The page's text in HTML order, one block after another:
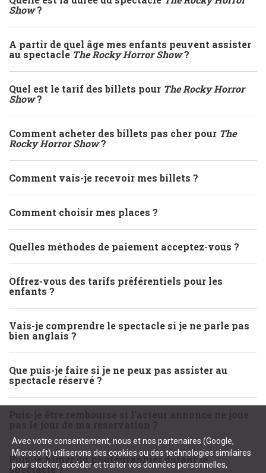
Show?
A partir de quel âge mes enfants peuvent assister
au spectacle The Rocky Horror Show?
Quel est le tarif des billets pour The Rocky Horror
Show?
Comment acheter des billets pas cher pour The
Rocky Horror Show?
Comment vais-je recevoir mes billets ?
Comment choisir mes places ?
Quelles méthodes de paiement acceptez-vous ?
Offrez-vous des tarifs préférentiels pour les
enfants ?
Vais-je comprendre le spectacle si je ne parle pas
bien anglais ?
Que puis-je faire si je ne peux pas assister au
spectacle réservé ?
Puis-je filmer ou photographier durant le
spectacle ?
Avec votre consentement, nous et nos partenaires (Google,
Microsoft) utiliserons des cookies ou des technologies similaires
pour stocker, accéder et traiter vos données personnelles,